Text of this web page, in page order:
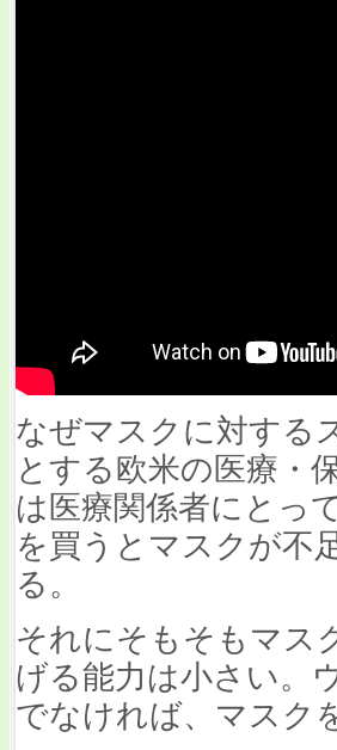
なぜマスクに対する
とする欧米の医療・
は医療関係者にとっ
を買うとマスクが不
る。
それにそもそもマス
げる能力は小さい。
でなければ、マスク